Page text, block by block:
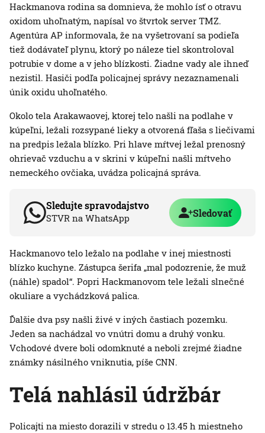
Hackmanova rodina sa domnieva, že mohlo ísť o otravu
oxidom uhoľnatým, napísal vo štvrtok server TMZ.
Agentúra AP informovala, že na vyšetrovaní sa podieľa
tiež dodávateľ plynu, ktorý po náleze tiel skontroloval
potrubie v dome a v jeho blízkosti. Žiadne vady ale ihneď
nezistil. Hasiči podľa policajnej správy nezaznamenali
únik oxidu uhoľnatého.
Okolo tela Arakawaovej, ktorej telo našli na podlahe v
kúpeľni, ležali rozsypané lieky a otvorená fľaša s liečivami
na predpis ležala blízko. Pri hlave mŕtvej ležal prenosný
ohrievač vzduchu a v skrini v kúpeľni našli mŕtveho
nemeckého ovčiaka, uvádza policajná správa.
Sledujte spravodajstvo
STVR na WhatsApp Sledovať
Hackmanovo telo ležalo na podlahe v inej miestnosti
blízko kuchyne. Zástupca šerifa „mal podozrenie, že muž
(náhle) spadol“. Popri Hackmanovom tele ležali slnečné
okuliare a vychádzková palica.
Ďalšie dva psy našli živé v iných častiach pozemku.
Jeden sa nachádzal vo vnútri domu a druhý vonku.
Vchodové dvere boli odomknuté a neboli zrejmé žiadne
známky násilného vniknutia, píše CNN.
Telá nahlásil údržbár
Policajti na miesto dorazili v stredu o 13.45 h miestneho